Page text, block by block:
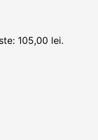
105,00 lei.